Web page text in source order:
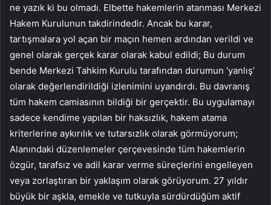
ne yazık ki bu olmadı. Elbette hakemlerin atanması Merkezi
Hakem Kurulunun takdirindedir. Ancak bu karar,
tartışmalara yol açan bir maçın hemen ardından verildi ve
genel olarak gerçek karar olarak kabul edildi; Bu durum
bende Merkezi Tahkim Kurulu tarafından durumun ‘yanlış’
olarak değerlendirildiği izlenimini uyandırdı. Bu davranış
tüm hakem camiasının bildiği bir gerçektir. Bu uygulamayı
sadece kendime yapılan bir haksızlık, hakem atama
kriterlerine aykırılık ve tutarsızlık olarak görmüyorum;
Alanındaki düzenlemeler çerçevesinde tüm hakemlerin
özgür, tarafsız ve adil karar verme süreçlerini engelleyen
veya zorlaştıran bir yaklaşım olarak görüyorum. 27 yıldır
büyük bir aşkla, emekle ve tutkuyla sürdürdüğüm aktif